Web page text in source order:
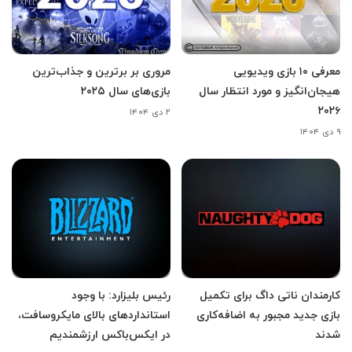
معرفی ۱۰ بازی ویدیویی
هیجان‌انگیز و مورد انتظار سال
۲۰۲۶
۹ دی ۱۴۰۴
مروری بر برترین و جذاب‌ترین
بازی‌های سال ۲۰۲۵
۲ دی ۱۴۰۴
کارمندان ناتی داگ برای تکمیل
بازی جدید مجبور به اضافه‌کاری
شدند
رئیس بلیزارد: با وجود
استانداردهای بالای مایکروسافت،
در ایکس‌باکس ارزشمندیم